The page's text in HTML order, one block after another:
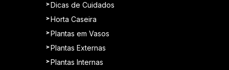
Dicas de Cuidados
Horta Caseira
Plantas em Vasos
Plantas Externas
Plantas Internas